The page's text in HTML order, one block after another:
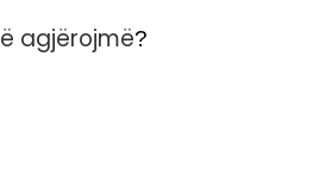
agjërojmë?